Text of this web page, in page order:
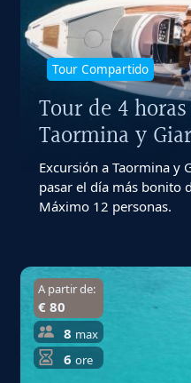
Tour Compartido
Tour de 4
Taormina y
Excursión a Taormina y
pasar el día más bonito
Máximo 12 personas.
A partir de:
€ 80
8 max
6 ore